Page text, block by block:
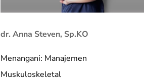
dr. Anna Steven, Sp.KO
Menangani: Manajemen
Muskuloskeletal